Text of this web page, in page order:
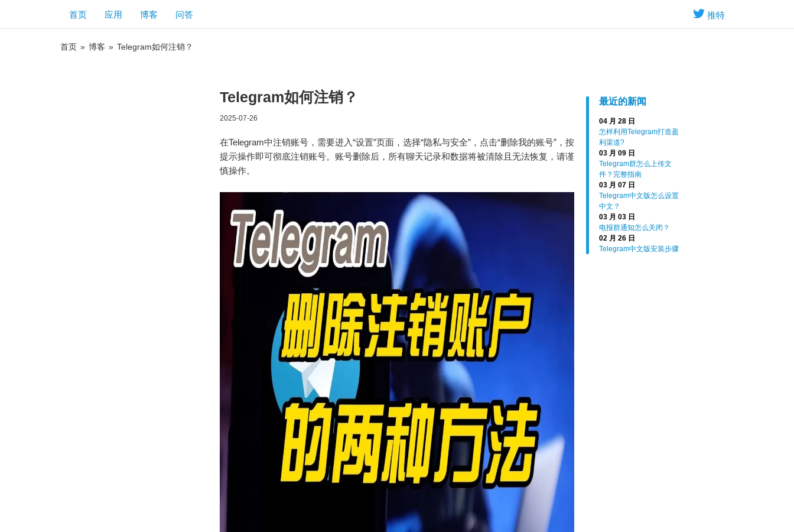
推特
首页 应用 博客 问答
首页 » 博客 » Telegram如何注销？
最近的新闻
04 月 28 日
怎样利用Telegram打造盈
利渠道?
03 月 09 日
Telegram群怎么上传文
件？完整指南
03 月 07 日
Telegram中文版怎么设置
中文？
03 月 03 日
电报群通知怎么关闭？
02 月 26 日
Telegram中文版安装步骤
Telegram如何注销？
2025-07-26
在Telegram中注销账号，需要进入“设置”页面，选择“隐私与安全”，点击“删除我的账号”，按
提示操作即可彻底注销账号。账号删除后，所有聊天记录和数据将被清除且无法恢复，请谨
慎操作。